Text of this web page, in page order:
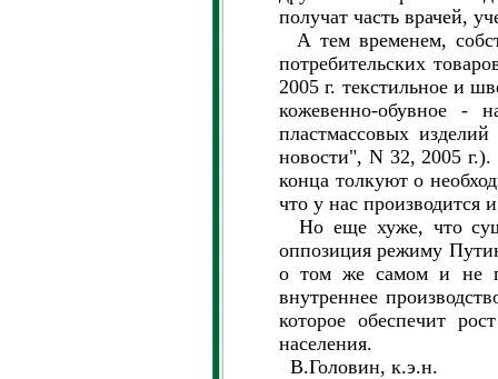
получат часть врачей,
А тем временем,
потребительских
2005 г. текстильное и
кожевенно-обувное -
пластмассовых
новости", N 32, 2005
конца толкуют о
что у нас производится
Но еще хуже, что
оппозиция режиму
о том же самом и не
внутреннее
которое обеспечит
населения.
В.Головин, к.э.н.